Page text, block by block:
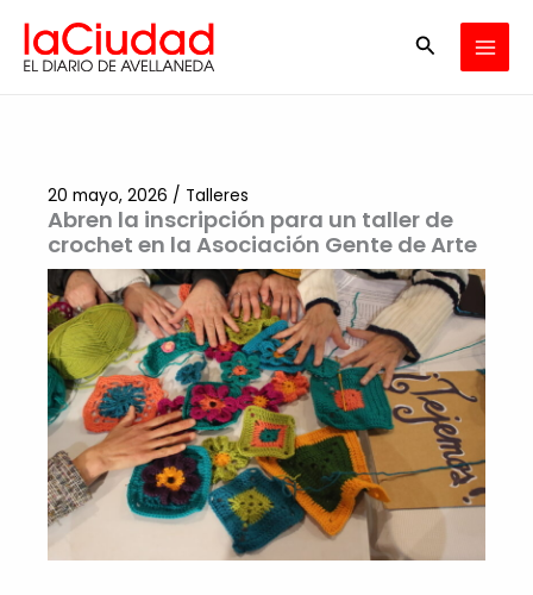
contenido
Buscar
Abren la inscripción para un taller de
crochet en la Asociación Gente de Arte
20 mayo, 2026 / Talleres